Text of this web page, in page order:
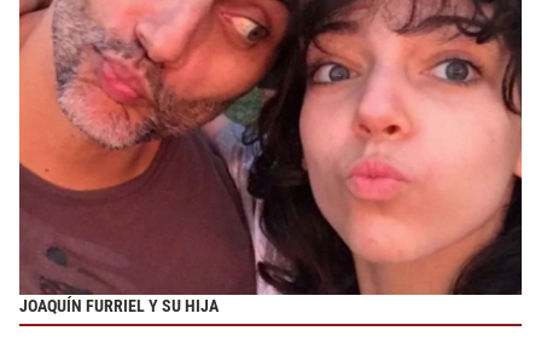
JOAQUÍN FURRIEL Y SU HIJA